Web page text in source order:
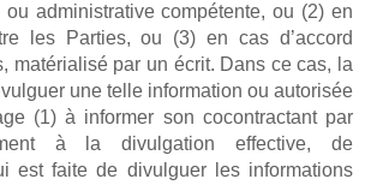
administrative compétente, ou (2) en
les Parties, ou (3) en cas d’accord
matérialisé par un écrit. Dans ce cas, la
une telle information ou autorisée
(1) à informer son cocontractant par
à la divulgation effective, de
est faite de divulguer les informations